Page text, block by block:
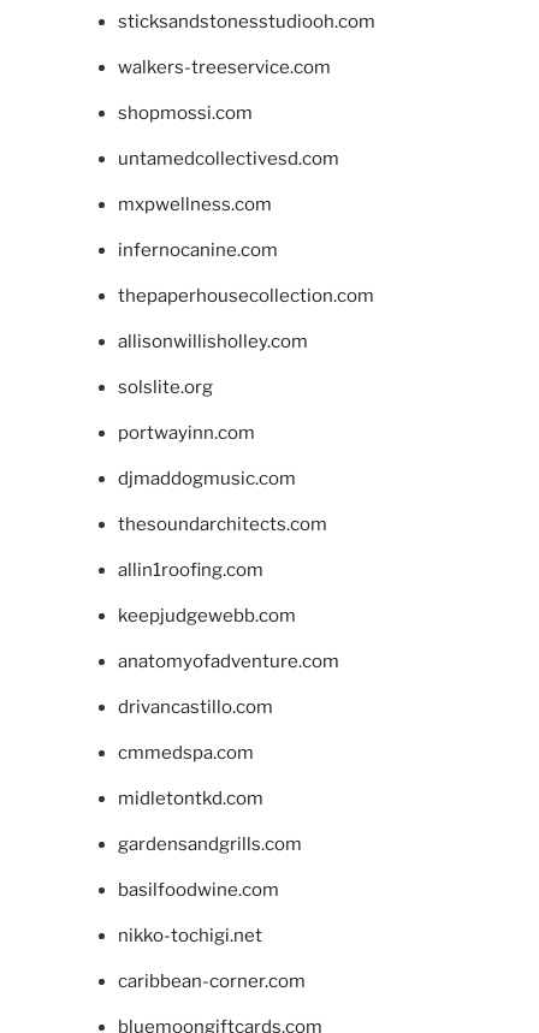
sticksandstonesstudiooh.com
walkers-treeservice.com
shopmossi.com
untamedcollectivesd.com
mxpwellness.com
infernocanine.com
thepaperhousecollection.com
allisonwillisholley.com
solslite.org
portwayinn.com
djmaddogmusic.com
thesoundarchitects.com
allin1roofing.com
keepjudgewebb.com
anatomyofadventure.com
drivancastillo.com
cmmedspa.com
midletontkd.com
gardensandgrills.com
basilfoodwine.com
nikko-tochigi.net
caribbean-corner.com
bluemoongiftcards.com